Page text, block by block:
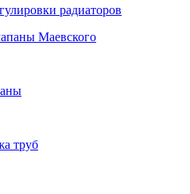
радиаторов
Маевского
труб